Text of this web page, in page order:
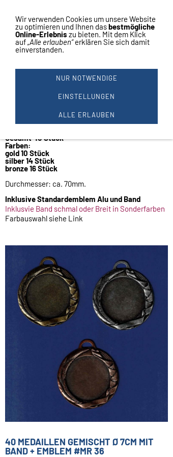
Navigation einblenden
SI, BR. MIT BAND + EMBLEM
Restposten
Gesamt 40 Stück
Farben:
gold 10 Stück
silber 14 Stück
bronze 16 Stück
Durchmesser: ca. 70mm.
Inklusive Standardemblem Alu und Band
Inklusvie Band schmal oder Breit in Sonderfarben
Farbauswahl siehe Link
40 MEDAILLEN GEMISCHT Ø 7CM MIT
BAND + EMBLEM #MR 36
Wir verwenden Cookies um unsere Website
zu optimieren und Ihnen dasbestmögliche
Online-Erlebnis zu bieten. Mit dem Klick
auf„Alle erlauben“erklären Sie sich damit
einverstanden.
NUR NOTWENDIGE
EINSTELLUNGEN
ALLE ERLAUBEN